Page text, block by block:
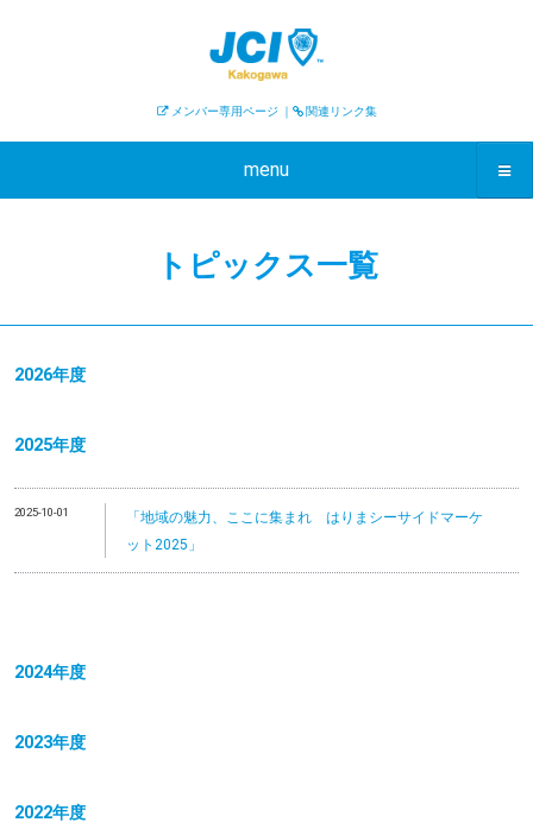
メンバー専用ページ ｜ 関連リンク集
menu
トピックス一覧
2026年度
2025年度
2025-10-01
「地域の魅力、ここに集まれ はりまシーサイドマーケ
ット2025」
2024年度
2023年度
2022年度